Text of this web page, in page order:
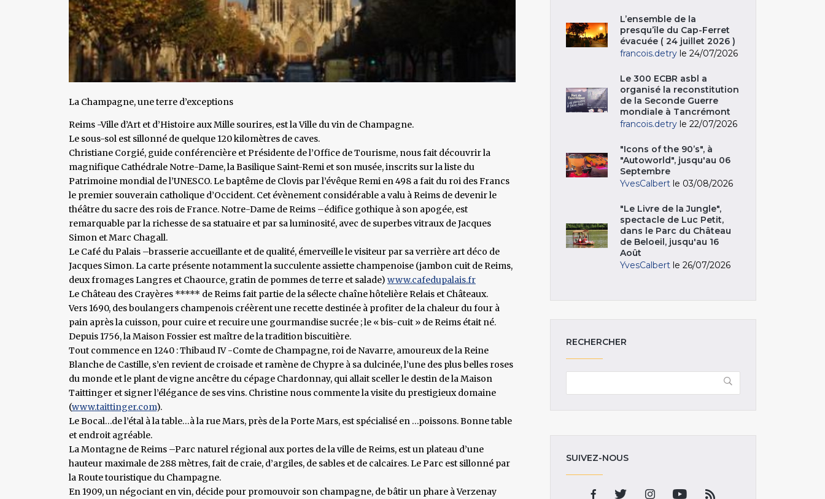
La Champagne, une terre d’exceptions
Reims -Ville d’Art et d’Histoire aux Mille sourires, est la Ville du vin de Champagne.
Le sous-sol est sillonné de quelque 120 kilomètres de caves.
Christiane Corgié, guide conférencière et Présidente de l’Office de Tourisme, nous fait découvrir la
magnifique Cathédrale Notre-Dame, la Basilique Saint-Remi et son musée, inscrits sur la liste du
Patrimoine mondial de l’UNESCO. Le baptême de Clovis par l’évêque Remi en 498 a fait du roi des Francs
le premier souverain catholique d’Occident. Cet évènement considérable a valu à Reims de devenir le
théâtre du sacre des rois de France. Notre-Dame de Reims –édifice gothique à son apogée, est
remarquable par la richesse de sa statuaire et par sa luminosité, avec de superbes vitraux de Jacques
Simon et Marc Chagall.
Le Café du Palais –brasserie accueillante et de qualité, émerveille le visiteur par sa verrière art déco de
Jacques Simon. La carte présente notamment la succulente assiette champenoise (jambon cuit de Reims,
deux fromages Langres et Chaource, gratin de pommes de terre et salade) www.cafedupalais.fr
Le Château des Crayères ***** de Reims fait partie de la sélecte chaîne hôtelière Relais et Châteaux.
Vers 1690, des boulangers champenois créèrent une recette destinée à profiter de la chaleur du four à
pain après la cuisson, pour cuire et recuire une gourmandise sucrée ; le « bis-cuit » de Reims était né.
Depuis 1756, la Maison Fossier est maître de la tradition biscuitière.
Tout commence en 1240 : Thibaud IV -Comte de Champagne, roi de Navarre, amoureux de la Reine
Blanche de Castille, s’en revient de croisade et ramène de Chypre à sa dulcinée, l’une des plus belles roses
du monde et le plant de vigne ancêtre du cépage Chardonnay, qui allait sceller le destin de la Maison
Taittinger et signer l’élégance de ses vins. Christine nous commente la visite du prestigieux domaine
(www.taittinger.com).
Le Bocal…de l’étal à la table…à la rue Mars, près de la Porte Mars, est spécialisé en …poissons. Bonne table
et endroit agréable.
La Montagne de Reims –Parc naturel régional aux portes de la ville de Reims, est un plateau d’une
hauteur maximale de 288 mètres, fait de craie, d’argiles, de sables et de calcaires. Le Parc est sillonné par
la Route touristique du Champagne.
En 1909, un négociant en vin, décide pour promouvoir son champagne, de bâtir un phare à Verzenay
L’ensemble de la
presqu’île du Cap-Ferret
évacuée ( 24 juillet 2026 )
francois.detry le 24/07/2026
Le 300 ECBR asbl a
organisé la reconstitution
de la Seconde Guerre
mondiale à Tancrémont
francois.detry le 22/07/2026
"Icons of the 90’s", à
"Autoworld", jusqu'au 06
Septembre
YvesCalbert le 03/08/2026
"Le Livre de la Jungle",
spectacle de Luc Petit,
dans le Parc du Château
de Beloeil, jusqu'au 16
Août
YvesCalbert le 26/07/2026
RECHERCHER
SUIVEZ-NOUS